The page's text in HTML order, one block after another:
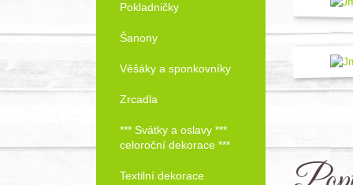
Pokladničky
Šanony
Věšáky a sponkovníky
Zrcadla
*** Svátky a oslavy ***
celoroční dekorace ***
Textilní dekorace